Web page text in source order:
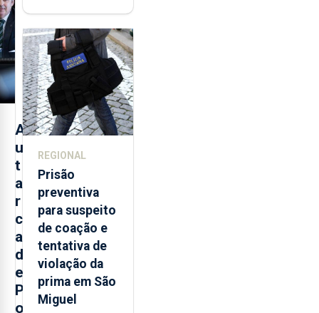
A
u
t
a
r
c
a
d
e
P
o
de
monitorização
de infrassons
dos Açores
REGIONAL
Prisão
preventiva
para suspeito
de coação e
tentativa de
violação da
prima em São
Miguel